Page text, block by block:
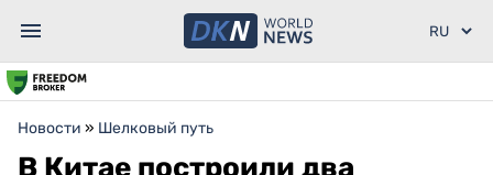
Новости » Шелковый путь
В Китае построили два